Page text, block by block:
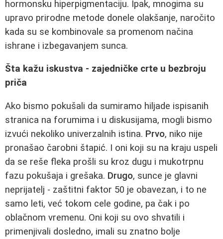
hormonsku hiperpigmentaciju. Ipak, mnogima su
upravo prirodne metode donele olakšanje, naročito
kada su se kombinovale sa promenom načina
ishrane i izbegavanjem sunca.
Šta kažu iskustva - zajedničke crte u bezbroju
priča
Ako bismo pokušali da sumiramo hiljade ispisanih
stranica na forumima i u diskusijama, mogli bismo
izvući nekoliko univerzalnih istina. Prvo, niko nije
pronašao čarobni štapić. I oni koji su na kraju uspeli
da se reše fleka prošli su kroz dugu i mukotrpnu
fazu pokušaja i grešaka. Drugo, sunce je glavni
neprijatelj - zaštitni faktor 50 je obavezan, i to ne
samo leti, već tokom cele godine, pa čak i po
oblačnom vremenu. Oni koji su ovo shvatili i
primenjivali dosledno, imali su znatno bolje